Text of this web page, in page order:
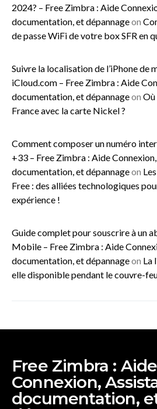
2024? – Free Zimbra : Aide
documentation, et dépannageon
de passe WiFi de votre box SFR en
Suivre la localisation de l’iPhone de
iCloud.com – Free Zimbra : Aide
documentation, et dépannageon Où
France avec la carte Nickel ?
Comment composer un numéro
+33 – Free Zimbra : Aide
documentation, et dépannageon
Free : des alliées technologiques
expérience !
Guide complet pour souscrire à un
Mobile – Free Zimbra : Aide
documentation, et dépannageon La
elle disponible pendant le couvre-
Free Zimbra : Aide
Connexion,
documentation,